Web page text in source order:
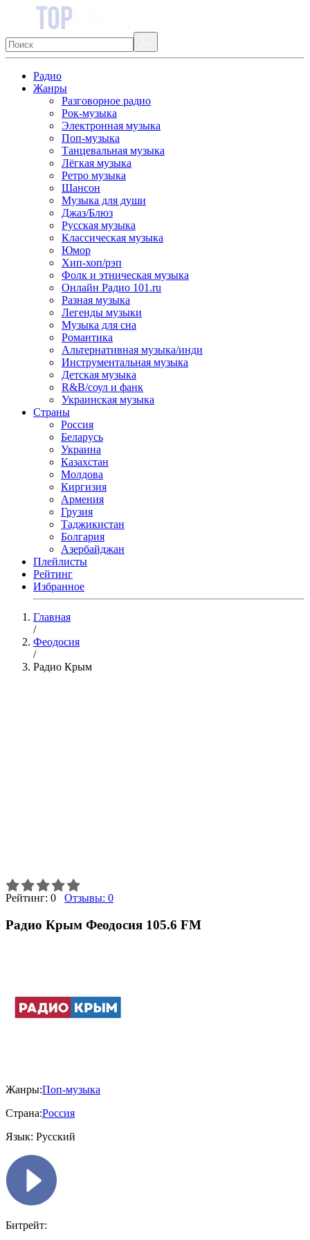
Радио
Жанры
Разговорное радио
Рок-музыка
Электронная музыка
Поп-музыка
Танцевальная музыка
Лёгкая музыка
Ретро музыка
Шансон
Музыка для души
Джаз/Блюз
Русская музыка
Классическая музыка
Юмор
Хип-хоп/рэп
Фолк и этническая музыка
Онлайн Радио 101.ru
Разная музыка
Легенды музыки
Музыка для сна
Романтика
Альтернативная музыка/инди
Инструментальная музыка
Детская музыка
R&B/cоул и фанк
Украинская музыка
Страны
Россия
Беларусь
Украина
Казахстан
Молдова
Киргизия
Армения
Грузия
Таджикистан
Болгария
Азербайджан
Плейлисты
Рейтинг
Избранное
Главная
/
Феодосия
/
Радио Крым
Рейтинг: 0 Отзывы: 0
Радио Крым Феодосия 105.6 FM
Жанры:Поп-музыка
Страна:Россия
Язык: Русский
Битрейт: